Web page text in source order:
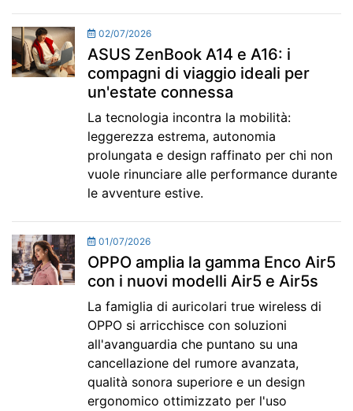
02/07/2026
ASUS ZenBook A14 e A16: i
compagni di viaggio ideali per
un'estate connessa
La tecnologia incontra la mobilità:
leggerezza estrema, autonomia
prolungata e design raffinato per chi non
vuole rinunciare alle performance durante
le avventure estive.
01/07/2026
OPPO amplia la gamma Enco Air5
con i nuovi modelli Air5 e Air5s
La famiglia di auricolari true wireless di
OPPO si arricchisce con soluzioni
all'avanguardia che puntano su una
cancellazione del rumore avanzata,
qualità sonora superiore e un design
ergonomico ottimizzato per l'uso